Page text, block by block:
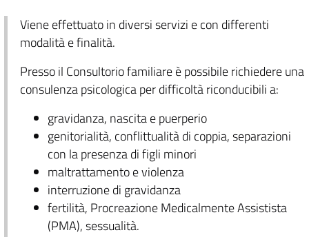
Viene effettuato in diversi servizi e con differenti
modalità e finalità.
Presso il Consultorio familiare è possibile richiedere una
consulenza psicologica per difficoltà riconducibili a:
gravidanza, nascita e puerperio
genitorialità, conflittualità di coppia, separazioni
con la presenza di figli minori
maltrattamento e violenza
interruzione di gravidanza
fertilità, Procreazione Medicalmente Assistista
(PMA), sessualità.